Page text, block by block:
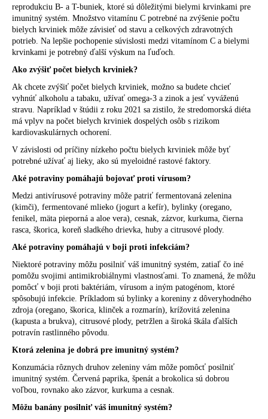
reprodukciu B- a T-buniek, ktoré sú dôležitými bielymi krvinkami pre
imunitný systém. Množstvo vitamínu C potrebné na zvýšenie počtu
bielych krviniek môže závisieť od stavu a celkových zdravotných
potrieb. Na lepšie pochopenie súvislosti medzi vitamínom C a bielymi
krvinkami je potrebný ďalší výskum na ľuďoch.
Ako zvýšiť počet bielych krviniek?
Ak chcete zvýšiť počet bielych krviniek, možno sa budete chcieť
vyhnúť alkoholu a tabaku, užívať omega-3 a zinok a jesť vyváženú
stravu. Napríklad v štúdii z roku 2021 sa zistilo, že stredomorská diéta
má vplyv na počet bielych krviniek dospelých osôb s rizikom
kardiovaskulárnych ochorení.
V závislosti od príčiny nízkeho počtu bielych krviniek môže byť
potrebné užívať aj lieky, ako sú myeloidné rastové faktory.
Aké potraviny pomáhajú bojovať proti vírusom?
Medzi antivírusové potraviny môže patriť fermentovaná zelenina
(kimči), fermentované mlieko (jogurt a kefír), bylinky (oregano,
fenikel, mäta pieporná a aloe vera), cesnak, zázvor, kurkuma, čierna
rasca, škorica, koreň sladkého drievka, huby a citrusové plody.
Aké potraviny pomáhajú v boji proti infekciám?
Niektoré potraviny môžu posilniť váš imunitný systém, zatiaľ čo iné
pomôžu svojimi antimikrobiálnymi vlastnosťami. To znamená, že môžu
pomôcť v boji proti baktériám, vírusom a iným patogénom, ktoré
spôsobujú infekcie. Príkladom sú bylinky a koreniny z dôveryhodného
zdroja (oregano, škorica, klinček a rozmarín), krížovitá zelenina
(kapusta a brukva), citrusové plody, petržlen a široká škála ďalších
potravín rastlinného pôvodu.
Ktorá zelenina je dobrá pre imunitný systém?
Konzumácia rôznych druhov zeleniny vám môže pomôcť posilniť
imunitný systém. Červená paprika, špenát a brokolica sú dobrou
voľbou, rovnako ako zázvor, kurkuma a cesnak.
Môžu banány posilniť váš imunitný systém?